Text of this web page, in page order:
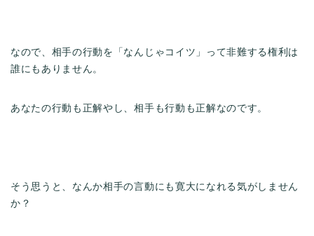
なので、相手の行動を「なんじゃコイツ」って非難する権利は
誰にもありません。
あなたの行動も正解やし、相手も行動も正解なのです。
そう思うと、なんか相手の言動にも寛大になれる気がしません
か？